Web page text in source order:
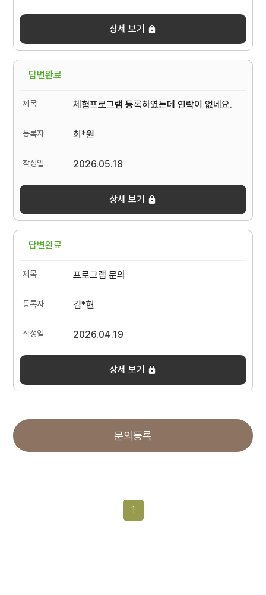
상세 보기
답변완료
체험프로그램 등록하였는데 연락이 없네요.
최*원
2026.05.18
상세 보기
답변완료
프로그램 문의
김*현
2026.04.19
상세 보기
문의등록
1